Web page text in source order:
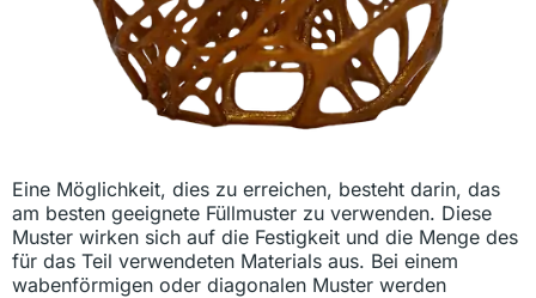
Eine Möglichkeit, dies zu erreichen, besteht darin, das
am besten geeignete Füllmuster zu verwenden. Diese
Muster wirken sich auf die Festigkeit und die Menge des
für das Teil verwendeten Materials aus. Bei einem
wabenförmigen oder diagonalen Muster werden